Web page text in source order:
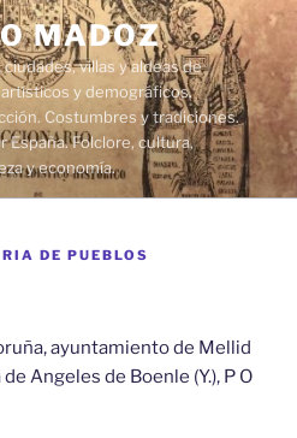
MADOZ
villas y aldeas de
y demográficos.
Costumbres y tradiciones.
España. Folclore, cultura,
y economía.
DE PUEBLOS
ayuntamiento de Mellid
Angeles de Boenle (Y.), P O